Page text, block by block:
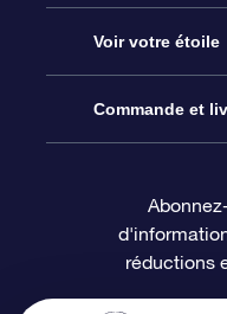
À propos de l’OSR
Nous contacter
Questions
Revues
Cadeau d’étoile
Coffret cadeau
Carte cadeau
Voir votre étoile
Registre des
Page d’accueil
Commande et
Informations de
Informations
réductions